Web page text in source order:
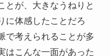
とが、大きなうねりと
に体感したことだろ
で考えられることが多
はこんな一面があった